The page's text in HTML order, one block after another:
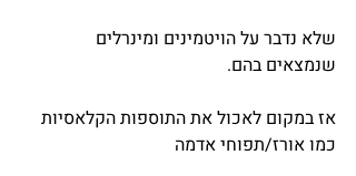
שלא נדבר על הויטמינים ומינרלים
שנמצאים בהם.
אז במקום לאכול את התוספות הקלאסיות
כמו אורז/תפוחי אדמה